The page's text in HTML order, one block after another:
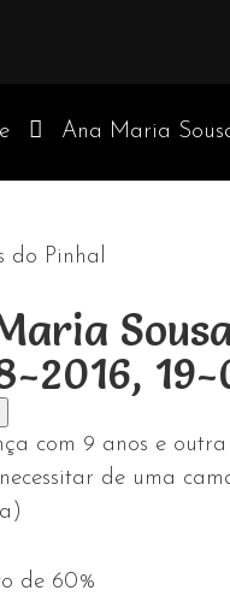
Ana Maria
do Pinhal
2016,
com 9 anos e outra
de uma
de 60%